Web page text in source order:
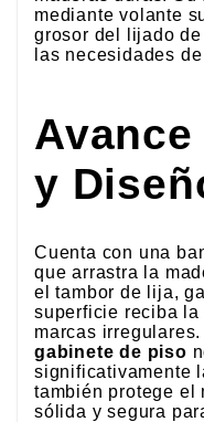
mediante volante
grosor del lijado
las necesidades
y
Cuenta con una
que arrastra la
el tambor de lija,
superficie reciba
marcas
gabinete de piso
significativamente
también protege el
sólida y segura